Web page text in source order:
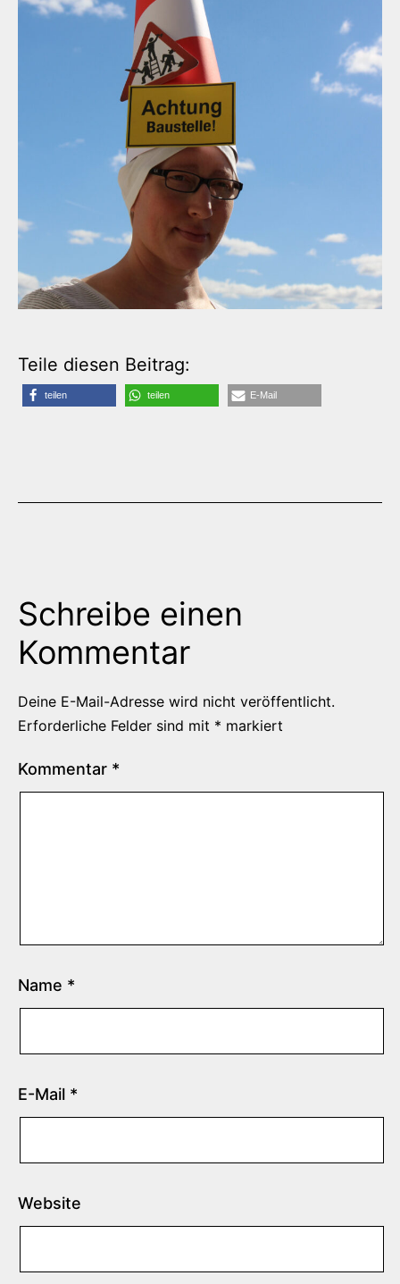
Teile diesen Beitrag:
teilen teilen E-Mail
Schreibe einen
Kommentar
Deine E-Mail-Adresse wird nicht veröffentlicht.
Erforderliche Felder sind mit * markiert
Kommentar *
Name *
E-Mail *
Website